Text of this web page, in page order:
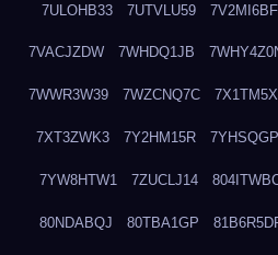
7ULOHB33 7UTVLU59 7V2MI6BF
7VACJZDW 7WHDQ1JB
7WWR3W39 7WZCNQ7C
7XT3ZWK3 7Y2HM15R
7YW8HTW1 7ZUCLJ14
80NDABQJ 80TBA1GP